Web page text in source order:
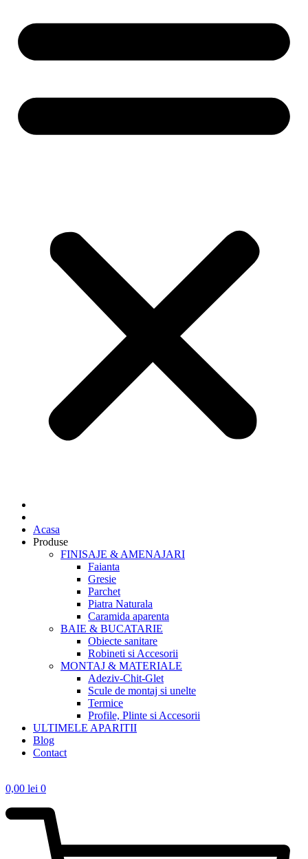
Acasa
Produse
FINISAJE & AMENAJARI
Faianta
Gresie
Parchet
Piatra Naturala
Caramida aparenta
BAIE & BUCATARIE
Obiecte sanitare
Robineti si Accesorii
MONTAJ & MATERIALE
Adeziv-Chit-Glet
Scule de montaj si unelte
Termice
Profile, Plinte si Accesorii
ULTIMELE APARITII
Blog
Contact
0,00 lei 0